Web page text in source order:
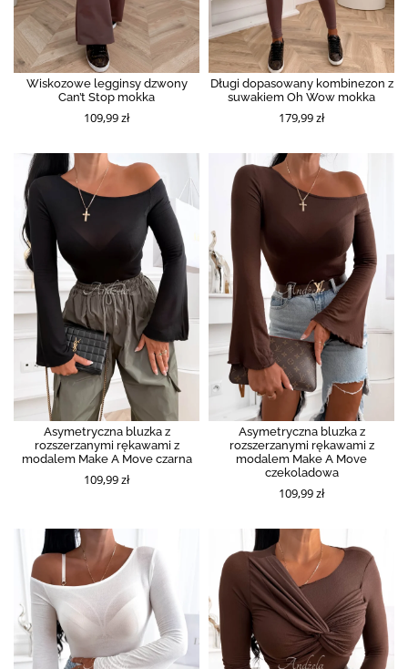
Wiskozowe legginsy dzwony
Can’t Stop mokka
109,99 zł
Długi dopasowany kombinezon z
suwakiem Oh Wow mokka
179,99 zł
Asymetryczna bluzka z
rozszerzanymi rękawami z
modalem Make A Move czarna
109,99 zł
Asymetryczna bluzka z
rozszerzanymi rękawami z
modalem Make A Move
czekoladowa
109,99 zł